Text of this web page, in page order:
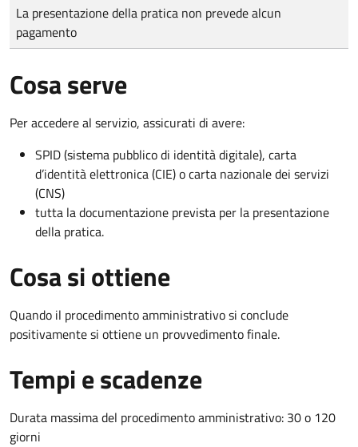
Tipo di pagamento
Importo
La presentazione della pratica non prevede alcun
pagamento
Cosa serve
Per accedere al servizio, assicurati di avere:
SPID (sistema pubblico di identità digitale), carta
d’identità elettronica (CIE) o carta nazionale dei servizi
(CNS)
tutta la documentazione prevista per la presentazione
della pratica.
Cosa si ottiene
Quando il procedimento amministrativo si conclude
positivamente si ottiene un provvedimento finale.
Tempi e scadenze
Durata massima del procedimento amministrativo: 30 o 120
giorni